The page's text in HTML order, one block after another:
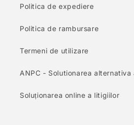
Politica de expediere
Politica de rambursare
Termeni de utilizare
ANPC - Solutionarea
Soluționarea online a litigiilor